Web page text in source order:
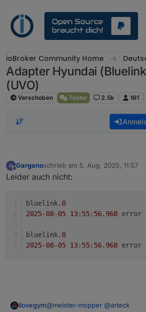
ioBroker Community Home
Adapter Hyundai
(UVO)
Verschoben Tester 2.5k 161
Offline
Garganoschrieb am 5. Aug. 2025, 11:57
zuletzt editiert von
Leider auch nicht:
bluelink.0
2025-08-05 13: 55: 56.968
bluelink.0
2025-08-05 13: 55: 56.968
ilovegym@meister-mopper @arteck